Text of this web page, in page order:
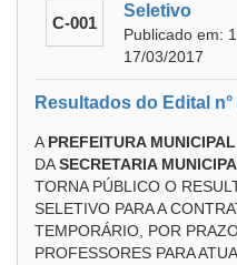
C-001
Seletivo
Publicado em:
17/03/2017
Resultados do Edital n°
A PREFEITURA
DASECRETARIA
TORNA PÚBLICO O
SELETIVO PARA A
TEMPORÁRIO, POR
PROFESSORES PARA